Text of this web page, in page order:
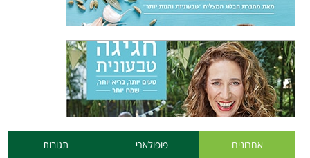
אחרונים פופולארי תגובות